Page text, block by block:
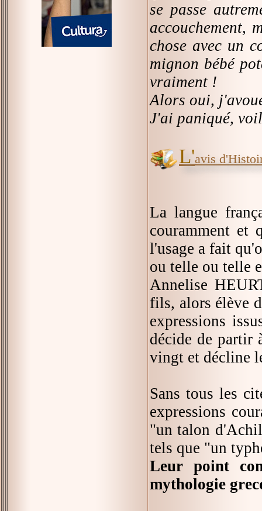
se passe
accouchement,
chose avec un
mignon bébé
vraiment !
Alors oui,
J'ai paniqué,
L'avis
La langue
couramment et
l'usage a fait
ou telle ou telle
Annelise
fils, alors élève
expressions
décide de partir
vingt et décline
Sans tous les
expressions
"un talon
tels que "un
Leur point
mythologie